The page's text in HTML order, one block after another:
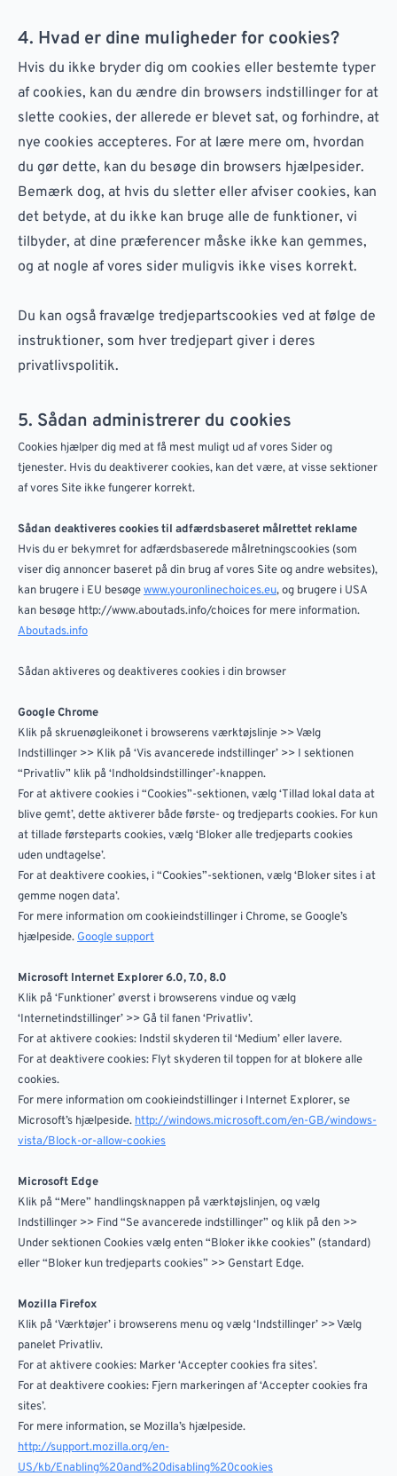
4. Hvad er dine muligheder for cookies?
Hvis du ikke bryder dig om cookies eller bestemte typer
af cookies, kan du ændre din browsers indstillinger for at
slette cookies, der allerede er blevet sat, og forhindre, at
nye cookies accepteres. For at lære mere om, hvordan
du gør dette, kan du besøge din browsers hjælpesider.
Bemærk dog, at hvis du sletter eller afviser cookies, kan
det betyde, at du ikke kan bruge alle de funktioner, vi
tilbyder, at dine præferencer måske ikke kan gemmes,
og at nogle af vores sider muligvis ikke vises korrekt.
Du kan også fravælge tredjepartscookies ved at følge de
instruktioner, som hver tredjepart giver i deres
privatlivspolitik.
5. Sådan administrerer du cookies
Cookies hjælper dig med at få mest muligt ud af vores Sider og
tjenester. Hvis du deaktiverer cookies, kan det være, at visse sektioner
af vores Site ikke fungerer korrekt.
Sådan deaktiveres cookies til adfærdsbaseret målrettet reklame
Hvis du er bekymret for adfærdsbaserede målretningscookies (som
viser dig annoncer baseret på din brug af vores Site og andre websites),
kan brugere i EU besøgewww.youronlinechoices.eu, og brugere i USA
kan besøge http://www.aboutads.info/choices for mere information.
Aboutads.info
Sådan aktiveres og deaktiveres cookies i din browser
Google Chrome
Klik på skruenøgleikonet i browserens værktøjslinje >> Vælg
Indstillinger >> Klik på ‘Vis avancerede indstillinger’ >> I sektionen
“Privatliv” klik på ‘Indholdsindstillinger’-knappen.
For at aktivere cookies i “Cookies”-sektionen, vælg ‘Tillad lokal data at
blive gemt’, dette aktiverer både første- og tredjeparts cookies. For kun
at tillade førsteparts cookies, vælg ‘Bloker alle tredjeparts cookies
uden undtagelse’.
For at deaktivere cookies, i “Cookies”-sektionen, vælg ‘Bloker sites i at
gemme nogen data’.
For mere information om cookieindstillinger i Chrome, se Google’s
hjælpeside. Google support
Microsoft Internet Explorer 6.0, 7.0, 8.0
Klik på ‘Funktioner’ øverst i browserens vindue og vælg
‘Internetindstillinger’ >> Gå til fanen ‘Privatliv’.
For at aktivere cookies: Indstil skyderen til ‘Medium’ eller lavere.
For at deaktivere cookies: Flyt skyderen til toppen for at blokere alle
cookies.
For mere information om cookieindstillinger i Internet Explorer, se
Microsoft’s hjælpeside. http://windows.microsoft.com/en-GB/windows-
vista/Block-or-allow-cookies
Microsoft Edge
Klik på “Mere” handlingsknappen på værktøjslinjen, og vælg
Indstillinger >> Find “Se avancerede indstillinger” og klik på den >>
Under sektionen Cookies vælg enten “Bloker ikke cookies” (standard)
eller “Bloker kun tredjeparts cookies” >> Genstart Edge.
Mozilla Firefox
Klik på ‘Værktøjer’ i browserens menu og vælg ‘Indstillinger’ >> Vælg
panelet Privatliv.
For at aktivere cookies: Marker ‘Accepter cookies fra sites’.
For at deaktivere cookies: Fjern markeringen af ‘Accepter cookies fra
sites’.
For mere information, se Mozilla’s hjælpeside.
http://support.mozilla.org/en-
US/kb/Enabling%20and%20disabling%20cookies